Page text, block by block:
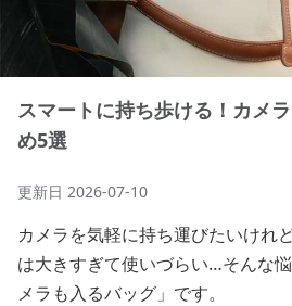
スマートに持ち歩ける！カメ
め5選
更新日 2026-07-10
カメラを気軽に持ち運びたいけれ
は大きすぎて使いづらい…そんな
メラも入るバッグ」です。